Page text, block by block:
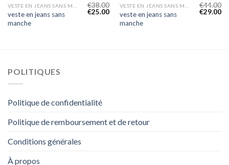
veste en jeans sans
manche
€38.00
€25.00
veste en jeans sans
manche
€44.00
€29.00
POLITIQUES
Politique de confidentialité
Politique de remboursement et de retour
Conditions générales
À propos